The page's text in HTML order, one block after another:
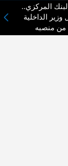
المركزي..
وزير الداخلية
من منصبه